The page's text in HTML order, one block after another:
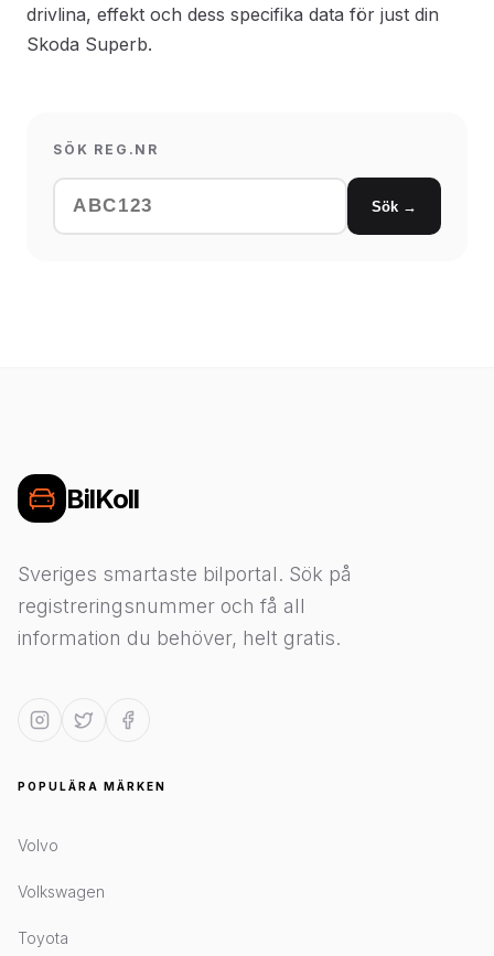
drivlina, effekt och dess specifika data för just din
Skoda Superb.
SÖK REG.NR
Sök →
BilKoll
Sveriges smartaste bilportal. Sök på
registreringsnummer och få all
information du behöver, helt gratis.
POPULÄRA MÄRKEN
Volvo
Volkswagen
Toyota